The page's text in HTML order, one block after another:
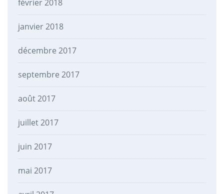
février 2018
janvier 2018
décembre 2017
septembre 2017
août 2017
juillet 2017
juin 2017
mai 2017